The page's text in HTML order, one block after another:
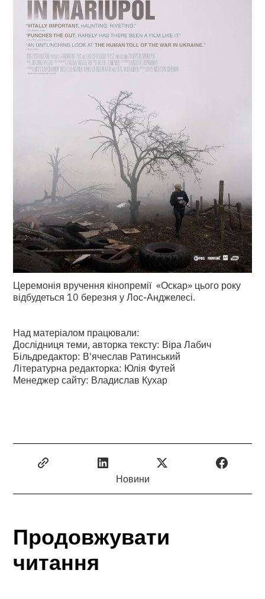
Церемонія вручення кінопремії «Оскар» цього року
відбудеться 10 березня у Лос-Анджелесі.
Над матеріалом працювали:
Дослідниця теми, авторка тексту: Віра Лабич
Більдредактор: В'ячеслав Ратинський
Літературна редакторка: Юлія Футей
Менеджер сайту: Владислав Кухар
Новини
Продовжувати
читання